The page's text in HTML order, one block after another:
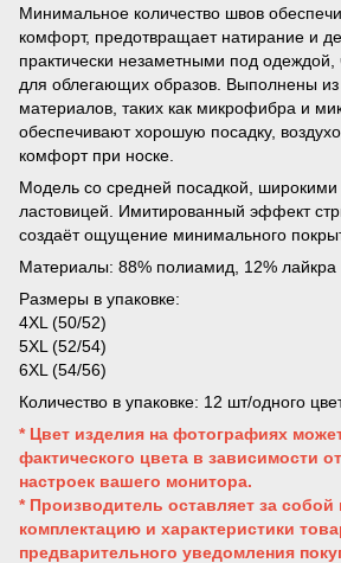
Минимальное количество швов
комфорт, предотвращает натирание и
практически незаметными под
для облегающих образов. Выполнены из
материалов, таких как микрофибра и
обеспечивают хорошую посадку,
комфорт при носке.
Модель со средней посадкой, широкими
ластовицей. Имитированный эффект
создаёт ощущение минимального
Материалы: 88% полиамид, 12% лайкра
Размеры в упаковке:
4XL (50/52)
5XL (52/54)
6XL (54/56)
Количество в упаковке: 12 шт/одного
* Цвет изделия на фотографиях
фактического цвета в зависимости
настроек вашего монитора.
* Производитель оставляет за собой
комплектацию и характеристики
предварительного уведомления